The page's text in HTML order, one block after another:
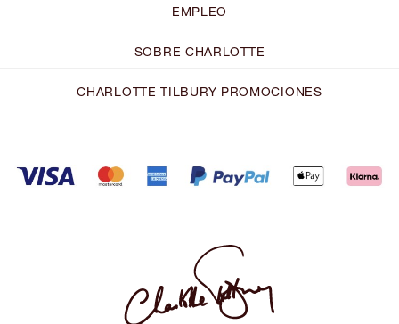
EMPLEO
SOBRE CHARLOTTE
CHARLOTTE TILBURY PROMOCIONES